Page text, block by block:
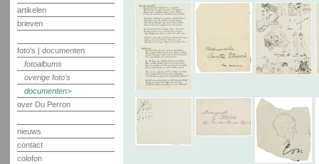
artikelen
brieven
foto's | documenten
fotoalbums
overige foto's
documenten
over Du Perron
nieuws
contact
colofon